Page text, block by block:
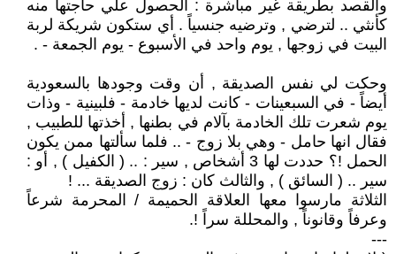
والقصد بطريقة غير مباشرة : الحصول علي حاجتها منه
كأنثي .. لترضي , وترضيه جنسياً . أي ستكون شريكة لربة
البيت في زوجها , يوم واحد في الأسبوع - يوم الجمعة - .
وحكت لي نفس الصديقة , أن وقت وجودها بالسعودية
أيضاً - في السبعينات - كانت لديها خادمة - فلبينية - وذات
يوم شعرت تلك الخادمة بآلام في بطنها , أخذتها للطبيب ,
فقال انها حامل - وهي بلا زوج - .. فلما سألتها ممن يكون
الحمل !؟ حددت لها 3 أشخاص , سير : .. ( الكفيل ) , أو :
سير .. ( السائق ) , والثالث كان : زوج الصديقة ... !
الثلاثة مارسوا معها العلاقة الحميمة / المحرمة شرعاً
وعرفاً وقانوناً , والمحللة سراً !.
---